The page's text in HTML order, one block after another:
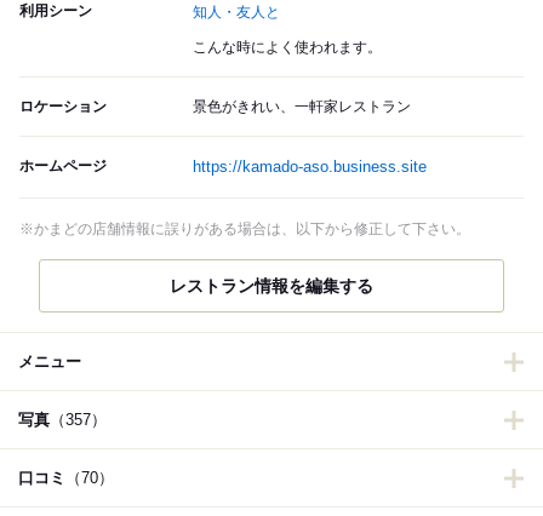
利用シーン 知人・友人と
こんな時によく使われます。
ロケーション 景色がきれい、一軒家レストラン
ホームページ https://kamado-aso.business.site
※かまどの店舗情報に誤りがある場合は、以下から修正して下さい。
レストラン情報を編集する
メニュー
写真 （357）
口コミ （70）